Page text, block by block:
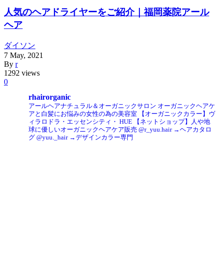
人気のヘアドライヤーをご紹介｜福岡薬院アール
ヘア
ダイソン
7 May, 2021
By r
1292 views
0
rhairorganic
アールヘアナチュラル＆オーガニックサロン オーガニックヘアケ
アと白髪にお悩みの女性の為の美容室 【オーガニックカラー】ヴ
ィラロドラ・エッセンシティ・ HUE 【ネットショップ】人や地
球に優しいオーガニックヘアケア販売 @r_yuu.hair →ヘアカタロ
グ @yuu._hair →デザインカラー専門